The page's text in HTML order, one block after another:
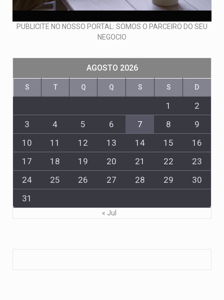
PUBLICITE NO NOSSO PORTAL: SOMOS O PARCEIRO DO SEU
NEGOCIO
AGOSTO 2026
S T Q Q S S D
1
2
3
4 5 6 7 8
9
10
11 12 13 14 15
16
17
18 19 20 21 22
23
24
25 26 27 28 29
30
31
« Jul